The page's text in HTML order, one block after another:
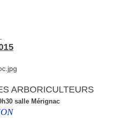
ARBORICULTEURS
salle Mérignac